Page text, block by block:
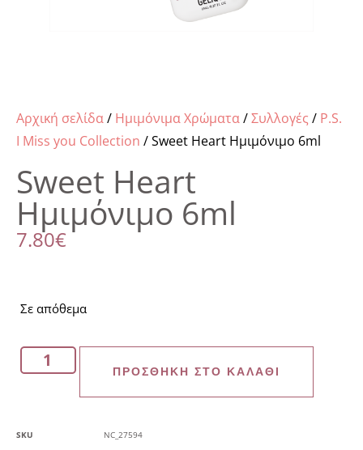
Αρχική σελίδα/ Ημιμόνιμα Χρώματα/Συλλογές / P.S.
I Miss you Collection / Sweet Heart Ημιμόνιμο 6ml
Sweet Heart
Ημιμόνιμο 6ml
7.80€
Σε απόθεμα
ΠΡΟΣΘΉΚΗ ΣΤΟ ΚΑΛΆΘΙ
SKU
NC_27594